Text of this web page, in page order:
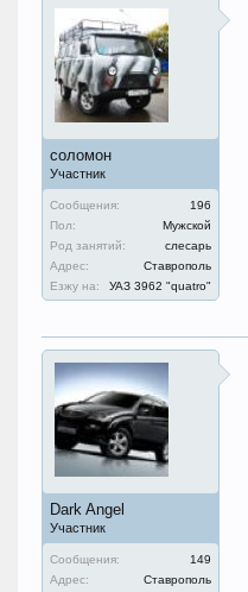
соломон
Участник
Сообщения:
196
Пол:
Мужской
Род занятий:
слесарь
Адрес:
Ставрополь
Езжу на:
УАЗ 3962 "quatro"
Dark Angel
Участник
Сообщения:
149
Адрес:
Ставрополь